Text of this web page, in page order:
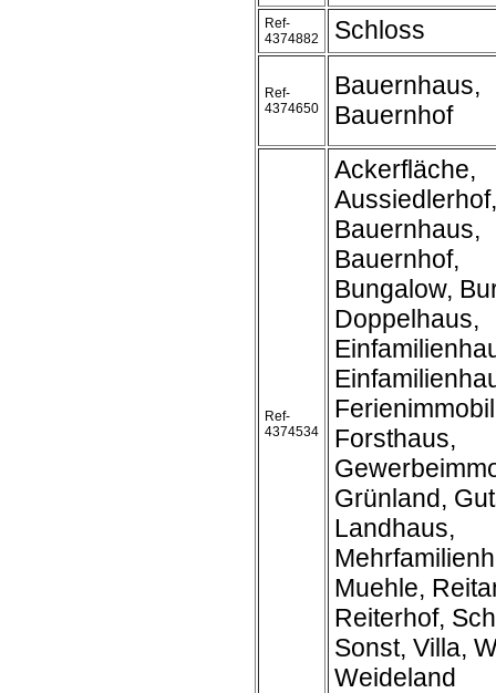
Ref-
4374882
Schloss
Ref-
4374650
Bauernhaus,
Bauernhof
Ref-
4374534
Ackerfläche,
Aussiedlerhof,
Bauernhaus,
Bauernhof,
Bungalow,
Doppelhaus,
Forsthaus,
Grünland,
Landhaus,
Muehle,
Reiterhof,
Sonst, Villa,
Weideland